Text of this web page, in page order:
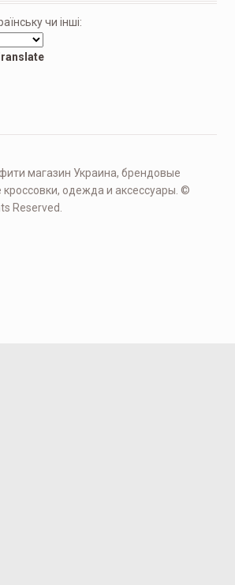
чи інші:
магазин Украина, брендовые
одежда и аксессуары. ©
Reserved.